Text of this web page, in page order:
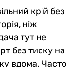
крій без
ніж
тут не
без тиску на
вдома. Часто